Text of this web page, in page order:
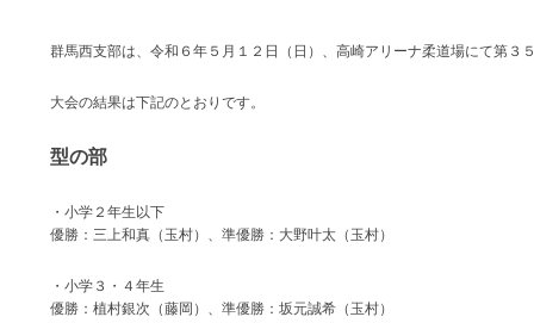
群馬西支部は、令和６年５月１２日（日）、高崎アリーナ柔道場にて第３
大会の結果は下記のとおりです。
型の部
・小学２年生以下
優勝：三上和真（玉村）、準優勝：大野叶太（玉村）
・小学３・４年生
優勝：植村銀次（藤岡）、準優勝：坂元誠希（玉村）